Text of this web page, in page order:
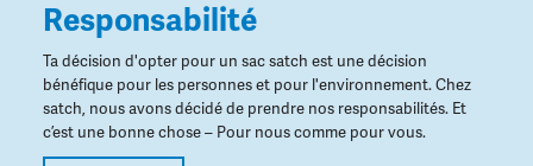
Responsabilité
Ta décision d'opter pour un sac satch est une décision
bénéfique pour les personnes et pour l'environnement. Chez
satch, nous avons décidé de prendre nos responsabilités. Et
c’est une bonne chose – Pour nous comme pour vous.